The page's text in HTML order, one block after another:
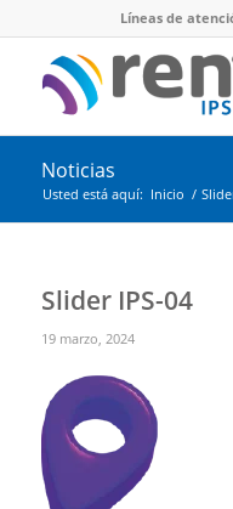
Líneas de
Noticias
Usted está aquí: Inicio /
Slider IPS-04
19 marzo, 2024